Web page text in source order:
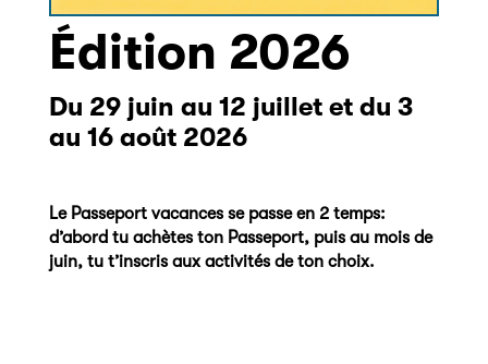
Édition 2026
Du 29 juin au 12 juillet et du 3
au 16 août 2026
Le Passeport vacances se passe en 2 temps:
d’abord tu achètes ton Passeport, puis au mois de
juin, tu t’inscris aux activités de ton choix.